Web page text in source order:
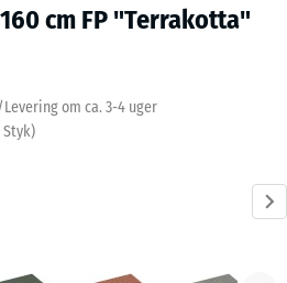
cm FP "Terrakotta"
Levering om ca. 3-4 uger